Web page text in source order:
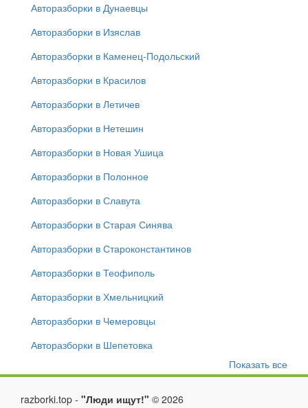
Авторазборки в Дунаевцы
Авторазборки в Изяслав
Авторазборки в Каменец-Подольский
Авторазборки в Красилов
Авторазборки в Летичев
Авторазборки в Нетешин
Авторазборки в Новая Ушица
Авторазборки в Полонное
Авторазборки в Славута
Авторазборки в Старая Синява
Авторазборки в Староконстантинов
Авторазборки в Теофиполь
Авторазборки в Хмельницкий
Авторазборки в Чемеровцы
Авторазборки в Шепетовка
Показать все
razborki.top - "Люди ищут!" © 2026